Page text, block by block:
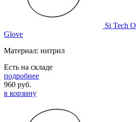
Si Tech
Glove
Материал: нитрил
Есть на складе
подробнее
960 руб.
в корзину